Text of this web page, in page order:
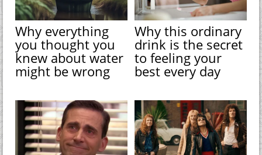
Why everything
you thought you
knew about water
might be wrong
Why this ordinary
drink is the secret
to feeling your
best every day